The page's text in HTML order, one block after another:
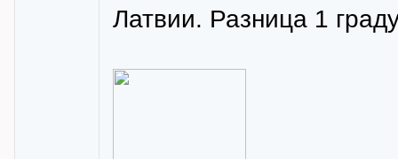
Латвии. Разница 1